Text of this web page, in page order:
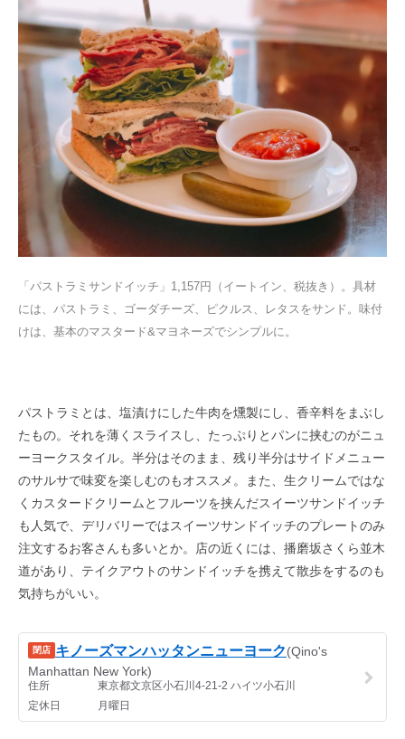
「パストラミサンドイッチ」1,157円（イートイン、税抜き）。具材
には、パストラミ、ゴーダチーズ、ピクルス、レタスをサンド。味付
けは、基本のマスタード&マヨネーズでシンプルに。
パストラミとは、塩漬けにした牛肉を燻製にし、香辛料をまぶし
たもの。それを薄くスライスし、たっぷりとパンに挟むのがニュ
ーヨークスタイル。半分はそのまま、残り半分はサイドメニュー
のサルサで味変を楽しむのもオススメ。また、生クリームではな
くカスタードクリームとフルーツを挟んだスイーツサンドイッチ
も人気で、デリバリーではスイーツサンドイッチのプレートのみ
注文するお客さんも多いとか。店の近くには、播磨坂さくら並木
道があり、テイクアウトのサンドイッチを携えて散歩をするのも
気持ちがいい。